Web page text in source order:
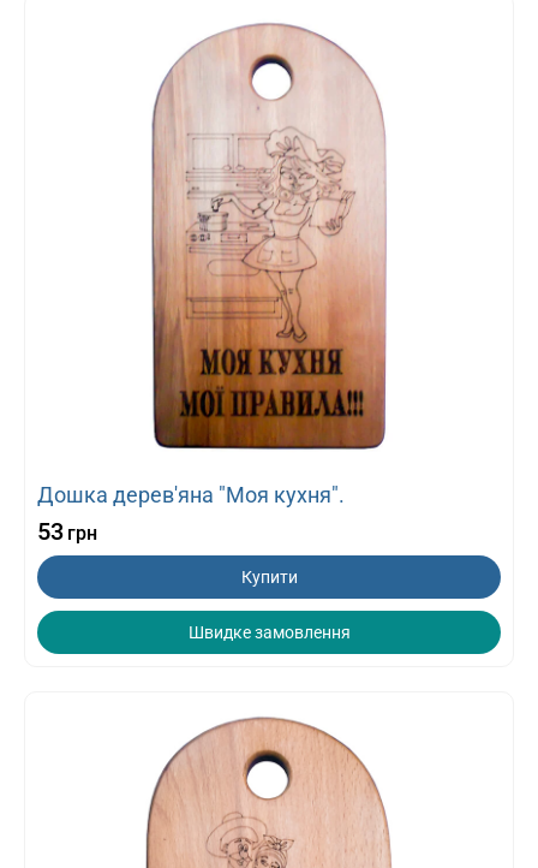
Дошка дерев'яна "Моя кухня".
53 грн
Купити
Швидке замовлення